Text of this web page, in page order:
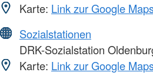
Karte: Link zur Google
Sozialstationen
DRK-Sozialstation
Karte: Link zur Google